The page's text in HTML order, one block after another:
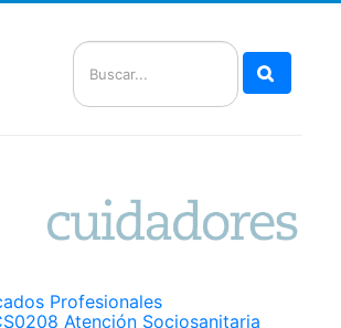
Profesionales
Atención Sociosanitaria